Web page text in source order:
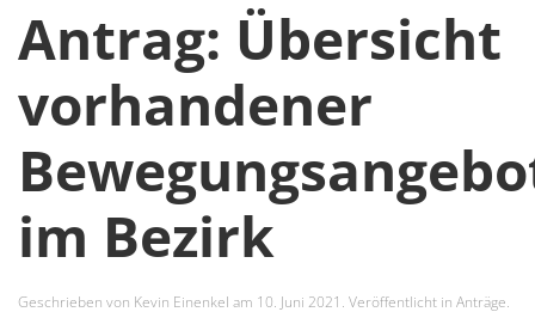
Antrag: Übersicht
vorhandener
im Bezirk
Geschrieben von Kevin Einenkel am 10. Juni 2021 . Veröffentlicht in Anträge.